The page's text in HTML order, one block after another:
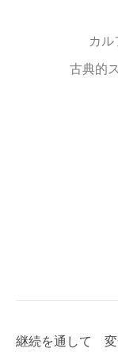
カ
古典的
継続を通して 変